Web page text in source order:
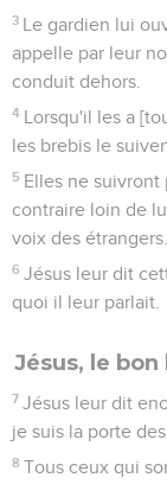
3 Le gardien lui
appelle par leur
conduit dehors.
4 Lorsqu'il les a
les brebis le
5 Elles ne suivront
contraire loin de
voix des
6 Jésus leur dit
quoi il leur parlait.
Jésus, le
7 Jésus leur dit
je suis la porte des
8 Tous ceux qui